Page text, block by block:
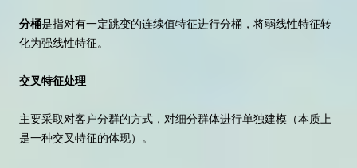
分桶是指对有一定跳变的连续值特征进行分桶，将弱线性特征转
化为强线性特征。
交叉特征处理
主要采取对客户分群的方式，对细分群体进行单独建模（本质上
是一种交叉特征的体现）。